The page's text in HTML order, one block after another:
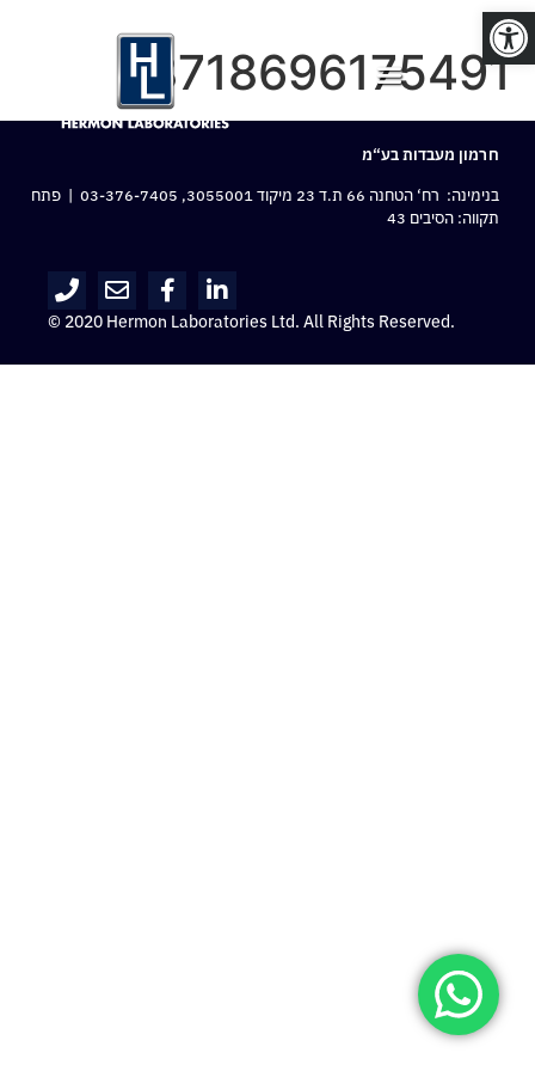
פתח סרגל נגישות
8718696175491
חרמון מעבדות בע“מ
בנימינה: רח‘ הטחנה 66 ת.ד 23 מיקוד 3055001,
03-376-7405 | פתח
תקווה: הסיבים 43
© 2020 Hermon Laboratories Ltd. All Rights Reserved.